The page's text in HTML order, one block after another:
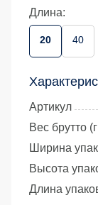
Длина:
20 40
Артикул
Вес брутто
Ширина
Высота
Длина